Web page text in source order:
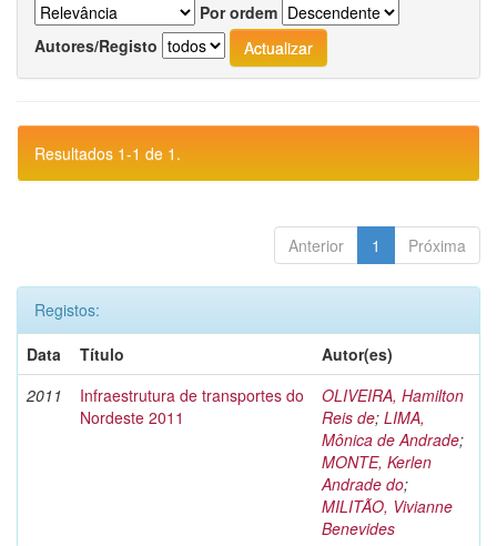
Por ordem
Autores/Registo
Resultados 1-1 de 1.
Anterior 1 Próxima
Registos:
Data
Título
Autor(es)
2011
Infraestrutura de transportes do
Nordeste 2011
OLIVEIRA, Hamilton
Reis de; LIMA,
Mônica de Andrade;
MONTE, Kerlen
Andrade do;
MILITÃO, Vivianne
Benevides